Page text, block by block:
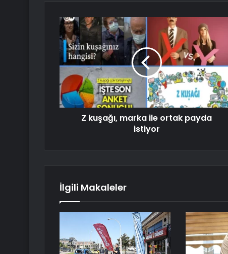
Z kuşağı, marka ile ortak payda
istiyor
İlgili Makaleler